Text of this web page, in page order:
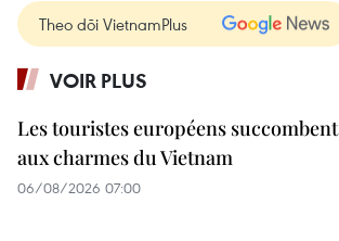
Theo dõi VietnamPlus
VOIR PLUS
Les touristes européens succombent
aux charmes du Vietnam
06/08/2026 07:00